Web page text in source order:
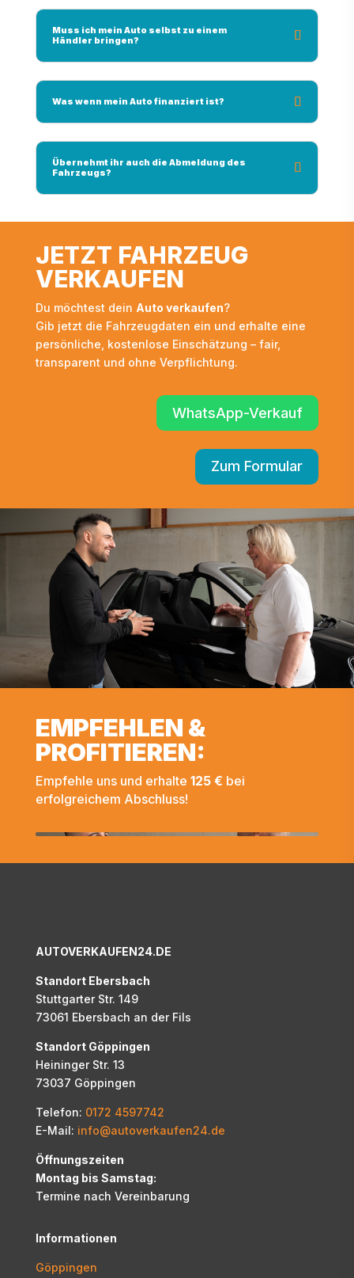
Muss ich mein Auto selbst zu einem
Händler bringen?
Was wenn mein Auto finanziert ist?
Übernehmt ihr auch die Abmeldung des
Fahrzeugs?
JETZT FAHRZEUG
VERKAUFEN
Du möchtest dein Auto verkaufen?
Gib jetzt die Fahrzeugdaten ein und erhalte eine
persönliche, kostenlose Einschätzung – fair,
transparent und ohne Verpflichtung.
WhatsApp-Verkauf
Zum Formular
EMPFEHLEN &
PROFITIEREN:
Empfehle uns und erhalte 125 € bei
erfolgreichem Abschluss!
AUTOVERKAUFEN24.DE
Standort Ebersbach
Stuttgarter Str. 149
73061 Ebersbach an der Fils
Standort Göppingen
Heininger Str. 13
73037 Göppingen
Telefon: 0172 4597742
E-Mail: info@autoverkaufen24.de
Öffnungszeiten
Montag bis Samstag:
Termine nach Vereinbarung
Informationen
Göppingen